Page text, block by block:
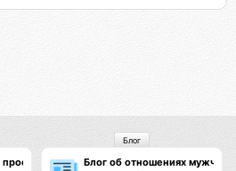
Блог об отношениях мужчин
Блог